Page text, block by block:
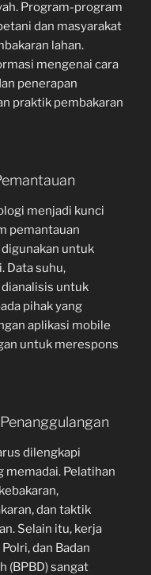
Program-program
dan masyarakat
lahan.
mengenai cara
penerapan
praktik pembakaran
menjadi kunci
pemantauan
untuk
Data suhu,
untuk
pihak yang
aplikasi mobile
untuk merespons
dilengkapi
memadai. Pelatihan
dan taktik
Selain itu, kerja
dan Badan
(BPBD) sangat